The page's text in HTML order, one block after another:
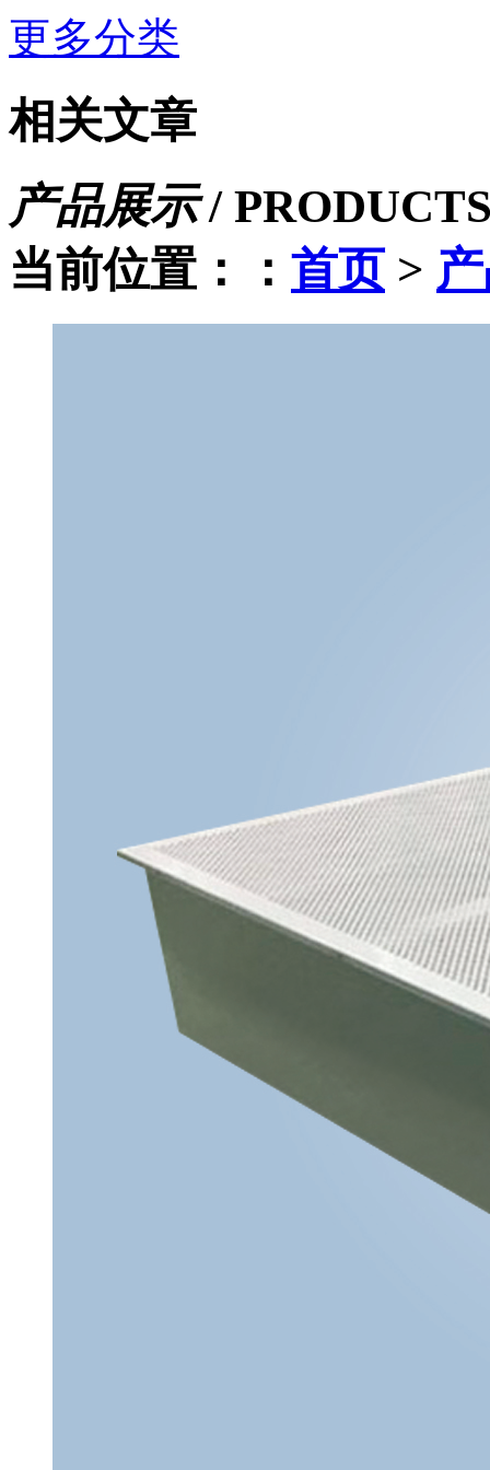
更多分类
相关文章
产品展示 /
当前位置：： 首页>